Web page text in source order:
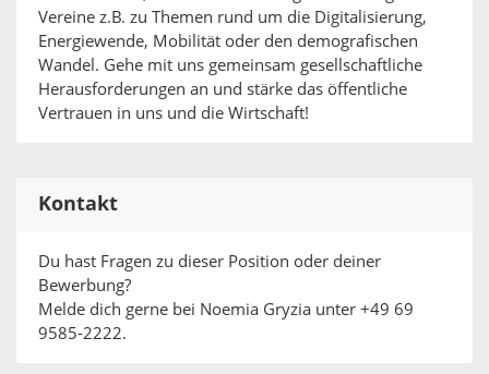
Vereine z.B. zu Themen rund um die Digitalisierung,
Energiewende, Mobilität oder den demografischen
Wandel. Gehe mit uns gemeinsam gesellschaftliche
Herausforderungen an und stärke das öffentliche
Vertrauen in uns und die Wirtschaft!
Kontakt
Du hast Fragen zu dieser Position oder deiner
Bewerbung?
Melde dich gerne bei Noemia Gryzia unter +49 69
9585-2222.